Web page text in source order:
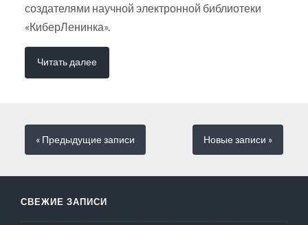
создателями научной электронной библиотеки
«КиберЛенинка».
Читать далее
« Предыдущиезаписи Новыезаписи »
СВЕЖИЕ ЗАПИСИ